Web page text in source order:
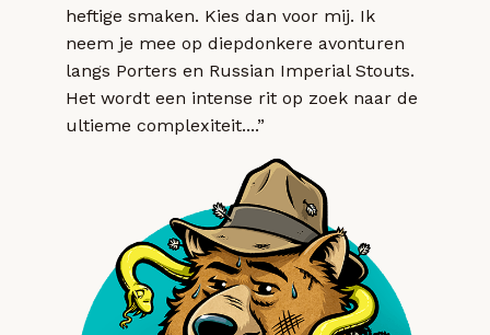
heftige smaken. Kies dan voor mij. Ik
neem je mee op diepdonkere avonturen
langs Porters en Russian Imperial Stouts.
Het wordt een intense rit op zoek naar de
ultieme complexiteit....”